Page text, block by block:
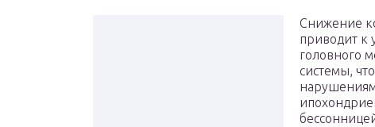
Снижение
приводит к
головного
системы,